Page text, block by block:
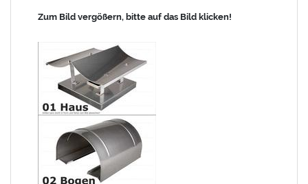
Zum Bild vergößern, bitte auf das Bild klicken!